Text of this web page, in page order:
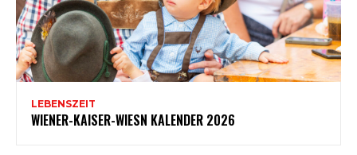
LEBENSZEIT
WIENER-KAISER-WIESN KALENDER 2026